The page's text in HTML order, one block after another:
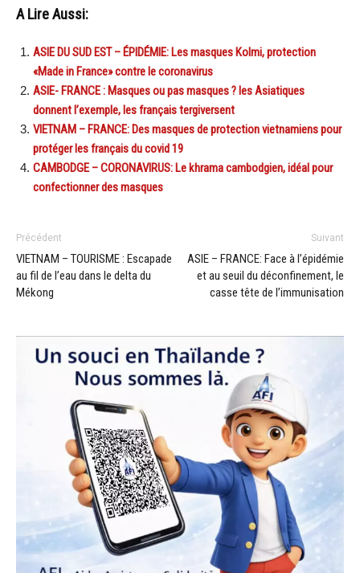
A Lire Aussi:
ASIE DU SUD EST – ÉPIDÉMIE: Les masques Kolmi, protection
«Made in France» contre le coronavirus
ASIE- FRANCE : Masques ou pas masques ? les Asiatiques
donnent l’exemple, les français tergiversent
VIETNAM – FRANCE: Des masques de protection vietnamiens pour
protéger les français du covid 19
CAMBODGE – CORONAVIRUS: Le khrama cambodgien, idéal pour
confectionner des masques
Précédent
VIETNAM – TOURISME : Escapade
au fil de l’eau dans le delta du
Mékong
Suivant
ASIE – FRANCE: Face à l’épidémie
et au seuil du déconfinement, le
casse tête de l’immunisation